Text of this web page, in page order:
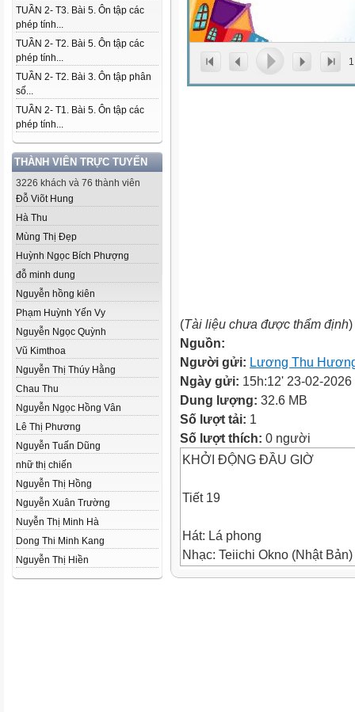
TUẦN 2- T3. Bài 5. Ôn tập các
phép tính...
TUẦN 2- T2. Bài 5. Ôn tập các
phép tính...
TUẦN 2- T2. Bài 3. Ôn tập phân
số...
TUẦN 2- T1. Bài 5. Ôn tập các
phép tính...
THÀNH VIÊN TRỰC TUYẾN
3226 khách và 76 thành viên
Đỗ Viõt Hung
Hà Thu
Mùng Thị Đẹp
Huỳnh Ngọc Bích Phượng
đỗ minh dung
Nguyễn hồng kiên
Phạm Huỳnh Yến Vy
Nguyễn Ngọc Quỳnh
Vũ Kimthoa
Nguyễn Thị Thúy Hằng
Chau Thu
Nguyễn Ngọc Hồng Vân
Lê Thị Phương
Nguyễn Tuấn Dũng
nhữ thị chiến
Nguyễn Thị Hồng
Nguyễn Xuân Trường
Nuyễn Thị Minh Hà
Dong Thi Minh Kang
Nguyễn Thị Hiền
1
(Tài liệu chưa được thẩm định)
Nguồn:
Người gửi: Lương Thu
Ngày gửi: 15h:12' 23-02-2026
Dung lượng: 32.6 MB
Số lượt tải: 1
Số lượt thích: 0 người
KHỞI ĐỘNG ĐẦU GIỜ
Tiết 19
Hát: Lá phong
Nhạc: Teiichi Okno (Nhật Bản)